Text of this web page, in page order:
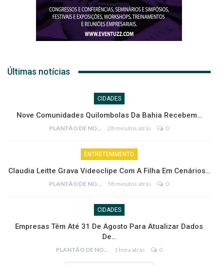
Últimas notícias
CIDADES
Nove Comunidades Quilombolas Da Bahia Recebem…
PLANTÃO DE NOTÍCIAS 28 minutos atrás 0
ENTRETENIMENTO
Claudia Leitte Grava Videoclipe Com A Filha Em Cenários…
PLANTÃO DE NOTÍCIAS 58 minutos atrás 0
CIDADES
Empresas Têm Até 31 De Agosto Para Atualizar Dados
De…
PLANTÃO DE NOTÍCIAS 1 hora atrás 0